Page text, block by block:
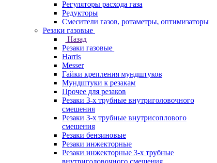
Регуляторы расхода газа
Редукторы
Смесители газов, ротаметры, оптимизаторы
Резаки газовые
Назад
Резаки газовые
Harris
Messer
Гайки крепления мундштуков
Мундштуки к резакам
Прочее для резаков
Резаки 3-х трубные внутриголовочного
смешения
Резаки 3-х трубные внутрисоплового
смешения
Резаки бензиновые
Резаки инжекторные
Резаки инжекторные 3-х трубные
внутриголовочного смешения